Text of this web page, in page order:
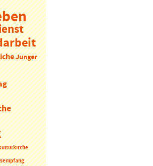
Junger